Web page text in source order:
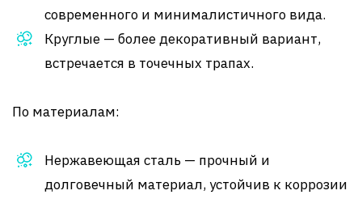
современного и минималистичного вида.
Круглые — более декоративный вариант,
встречается в точечных трапах.
По материалам:
Нержавеющая сталь — прочный и
долговечный материал, устойчив к коррозии